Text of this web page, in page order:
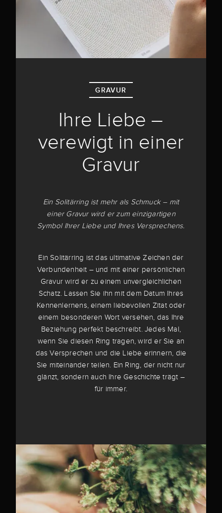
GRAVUR
Ihre Liebe –
verewigt in einer
Gravur
Ein Solitärring ist mehr als Schmuck – mit
einer Gravur wird er zum einzigartigen
Symbol Ihrer Liebe und Ihres Versprechens.
Ein Solitärring ist das ultimative Zeichen der
Verbundenheit – und mit einer persönlichen
Gravur wird er zu einem unvergleichlichen
Schatz. Lassen Sie ihn mit dem Datum Ihres
Kennenlernens, einem liebevollen Zitat oder
einem besonderen Wort versehen, das Ihre
Beziehung perfekt beschreibt. Jedes Mal,
wenn Sie diesen Ring tragen, wird er Sie an
das Versprechen und die Liebe erinnern, die
Sie miteinander teilen. Ein Ring, der nicht nur
glänzt, sondern auch Ihre Geschichte trägt –
für immer.